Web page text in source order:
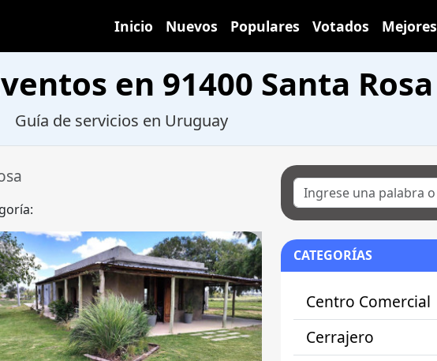
Inicio Nuevos Populares Votados Mejores
en 91400 Santa Rosa
Guía de servicios en Uruguay
CATEGORÍAS
Centro Comercial
Cerrajero